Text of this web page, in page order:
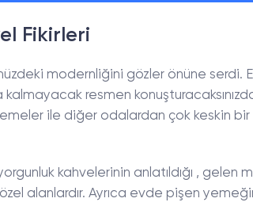
Fikirleri
modernliğini gözler önüne serdi.
kalmayacak resmen
ile diğer odalardan çok keskin
kahvelerinin anlatıldığı , gelen
alanlardır. Ayrıca evde pişen